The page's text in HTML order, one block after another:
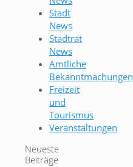
Stadt
News
Stadtrat
News
Amtliche
Bekanntmachungen
Freizeit
und
Tourismus
Veranstaltungen
Neueste
Beiträge